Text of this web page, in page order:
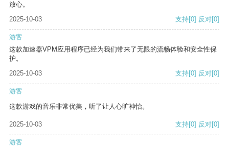
放心。
2025-10-03
支持[0] 反对[0]
游客
这款加速器VPM应用程序已经为我们带来了无限的流畅体验和安全性保
护。
2025-10-03
支持[0] 反对[0]
游客
这款游戏的音乐非常优美，听了让人心旷神怡。
2025-10-03 支持[0] 反对[0]
游客